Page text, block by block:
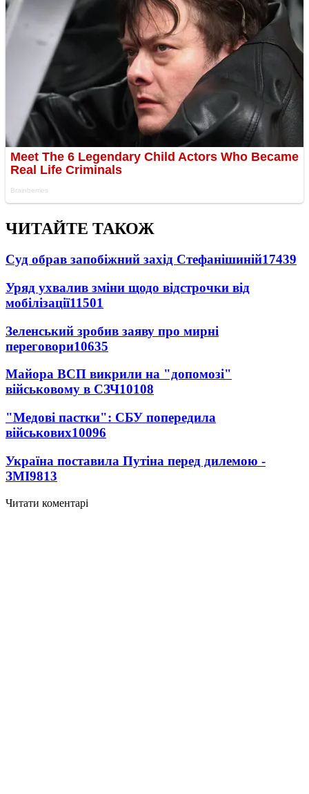
ЧИТАЙТЕ ТАКОЖ
Суд обрав запобіжний захід Стефанішиній17439
Уряд ухвалив зміни щодо відстрочки від
мобілізації11501
Зеленський зробив заяву про мирні
переговори10635
Майора ВСП викрили на "допомозі"
військовому в СЗЧ10108
"Медові пастки": СБУ попередила
військових10096
Україна поставила Путіна перед дилемою -
ЗМІ9813
Читати коментарі